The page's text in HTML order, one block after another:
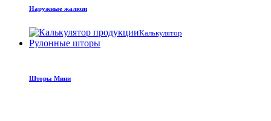
Наружные жалюзи
Калькулятор
Рулонные шторы
Шторы Мини